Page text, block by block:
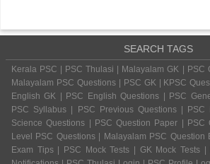
SEARCH TAGS
Kerala PSC | PSC Thulasi | Malayalam GK | PSC
Malayalam PSC Questions | PSC GK | KPSC
English GK | PSC English Questions | PSC
PSC Syllabus | PSC Previous Questions | PSC
Science Questions | PSC Question Paper | PSC
Level PSC Questions | Malayalam PSC Question
Exam Tips | PSC Mock Tests | GK Mock Tests